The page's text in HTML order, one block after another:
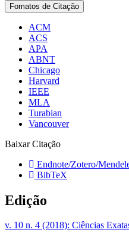
Fomatos de Citação
ACM
ACS
APA
ABNT
Chicago
Harvard
IEEE
MLA
Turabian
Vancouver
Baixar Citação
Endnote/Zotero/
BibTeX
Edição
v. 10 n. 4 (2018): Ciências